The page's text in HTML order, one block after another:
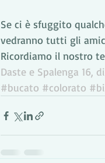
Se ci è sfuggito
vedranno tutti gli
Ricordiamo il nostro
Daste e Spalenga 16,
#bucato #colorato